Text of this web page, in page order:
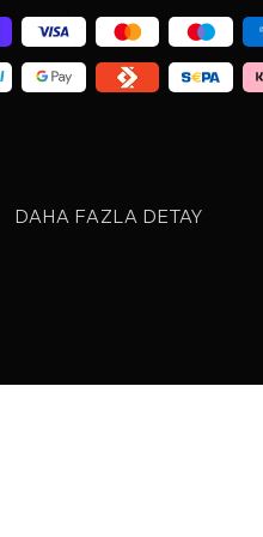
DAHA FAZLA DETAY